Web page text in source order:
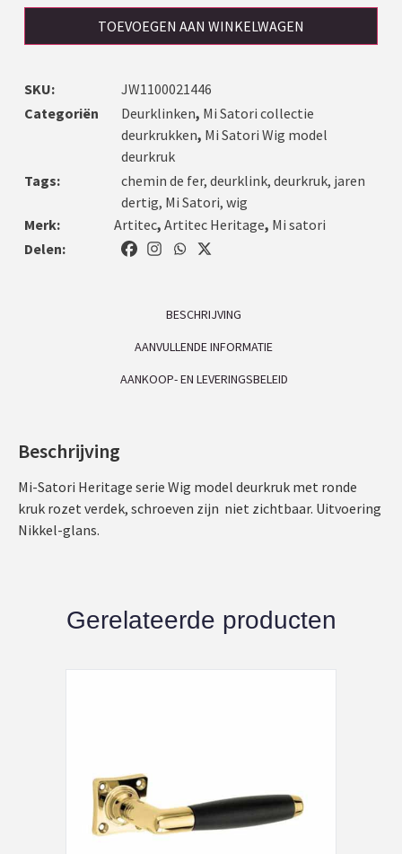
TOEVOEGEN AAN WINKELWAGEN
SKU:
JW1100021446
Categoriën
Deurklinken, Mi Satori collectie
deurkrukken, Mi Satori Wig model
deurkruk
Tags:
chemin de fer, deurklink, deurkruk, jaren
dertig, Mi Satori, wig
Merk:
Artitec, Artitec Heritage, Mi satori
Delen:
BESCHRIJVING
AANVULLENDE INFORMATIE
AANKOOP- EN LEVERINGSBELEID
Beschrijving
Mi-Satori Heritage serie Wig model deurkruk met ronde
kruk rozet verdek, schroeven zijn niet zichtbaar. Uitvoering
Nikkel-glans.
Gerelateerde producten